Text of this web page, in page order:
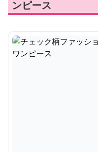
ンピース